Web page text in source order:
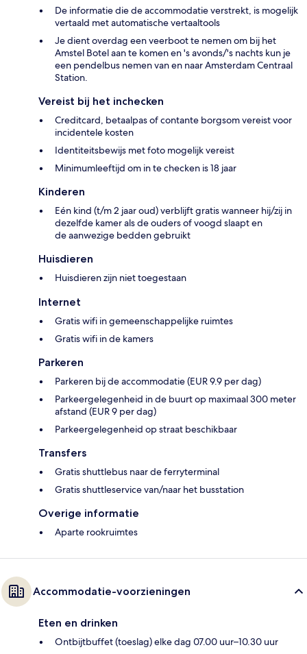
De informatie die de accommodatie verstrekt, is mogelijk
vertaald met automatische vertaaltools
Je dient overdag een veerboot te nemen om bij het
Amstel Botel aan te komen en 's avonds/'s nachts kun je
een pendelbus nemen van en naar Amsterdam Centraal
Station.
Vereist bij het inchecken
Creditcard, betaalpas of contante borgsom vereist voor
incidentele kosten
Identiteitsbewijs met foto mogelijk vereist
Minimumleeftijd om in te checken is 18 jaar
Kinderen
Eén kind (t/m 2 jaar oud) verblijft gratis wanneer hij/zij in
dezelfde kamer als de ouders of voogd slaapt en
de aanwezige bedden gebruikt
Huisdieren
Huisdieren zijn niet toegestaan
Internet
Gratis wifi in gemeenschappelijke ruimtes
Gratis wifi in de kamers
Parkeren
Parkeren bij de accommodatie (EUR 9.9 per dag)
Parkeergelegenheid in de buurt op maximaal 300 meter
afstand (EUR 9 per dag)
Parkeergelegenheid op straat beschikbaar
Transfers
Gratis shuttlebus naar de ferryterminal
Gratis shuttleservice van/naar het busstation
Overige informatie
Aparte rookruimtes
Accommodatie-voorzieningen
Eten en drinken
Ontbijtbuffet (toeslag) elke dag 07.00 uur–10.30 uur